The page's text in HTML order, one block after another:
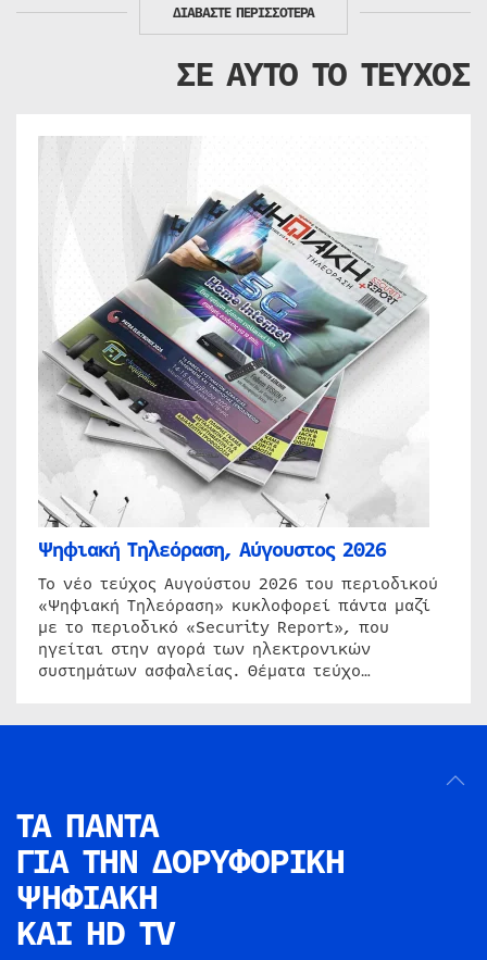
ΔΙΑΒΑΣΤΕ ΠΕΡΙΣΣΟΤΕΡΑ
ΣΕ ΑΥΤΟ ΤΟ ΤΕΥΧΟΣ
Ψηφιακή Τηλεόραση, Αύγουστος 2026
Το νέο τεύχος Αυγούστου 2026 του περιοδικού
«Ψηφιακή Τηλεόραση» κυκλοφορεί πάντα μαζί
με το περιοδικό «Security Report», που
ηγείται στην αγορά των ηλεκτρονικών
συστημάτων ασφαλείας. Θέματα τεύχο…
ΤΑ ΠΑΝΤΑ
ΓΙΑ ΤΗΝ ΔΟΡΥΦΟΡΙΚΗ
ΨΗΦΙΑΚΗ
ΚΑΙ HD TV